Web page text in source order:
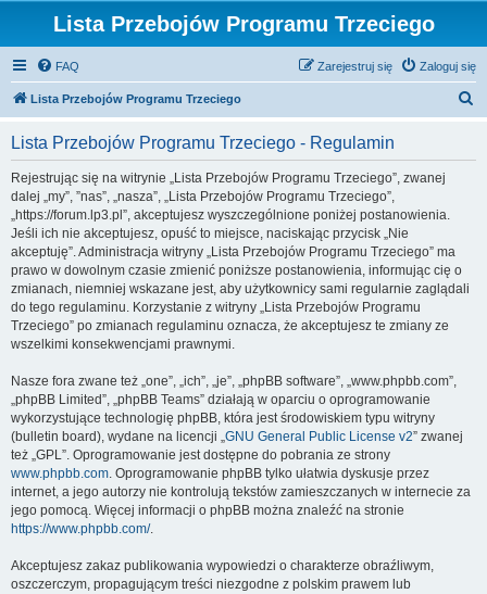
Lista Przebojów Programu Trzeciego
FAQ Zaloguj się
Zarejestruj się
Lista Przebojów Programu Trzeciego
Lista Przebojów Programu Trzeciego - Regulamin
Rejestrując się na witrynie „Lista Przebojów Programu Trzeciego”, zwanej
dalej „my”, ”nas”, „nasza”, „Lista Przebojów Programu Trzeciego”,
„https://forum.lp3.pl”, akceptujesz wyszczególnione poniżej postanowienia.
Jeśli ich nie akceptujesz, opuść to miejsce, naciskając przycisk „Nie
akceptuję”. Administracja witryny „Lista Przebojów Programu Trzeciego” ma
prawo w dowolnym czasie zmienić poniższe postanowienia, informując cię o
zmianach, niemniej wskazane jest, aby użytkownicy sami regularnie zaglądali
do tego regulaminu. Korzystanie z witryny „Lista Przebojów Programu
Trzeciego” po zmianach regulaminu oznacza, że akceptujesz te zmiany ze
wszelkimi konsekwencjami prawnymi.
Nasze fora zwane też „one”, „ich”, „je”, „phpBB software”, „www.phpbb.com”,
„phpBB Limited”, „phpBB Teams” działają w oparciu o oprogramowanie
wykorzystujące technologię phpBB, która jest środowiskiem typu witryny
(bulletin board), wydane na licencji „GNU General Public License v2” zwanej
też „GPL”. Oprogramowanie jest dostępne do pobrania ze strony
www.phpbb.com. Oprogramowanie phpBB tylko ułatwia dyskusje przez
internet, a jego autorzy nie kontrolują tekstów zamieszczanych w internecie za
jego pomocą. Więcej informacji o phpBB można znaleźć na stronie
https://www.phpbb.com/.
Akceptujesz zakaz publikowania wypowiedzi o charakterze obraźliwym,
oszczerczym, propagującym treści niezgodne z polskim prawem lub